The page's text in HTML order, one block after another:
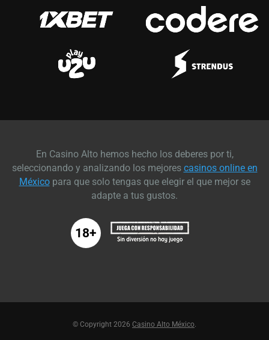
18+
En Casino Alto hemos hecho los deberes por ti,
seleccionando y analizando los mejores casinos online en
Méxicopara que solo tengas que elegir el que mejor se
adapte a tus gustos.
© Copyright 2026 Casino Alto México.